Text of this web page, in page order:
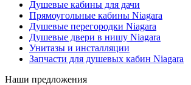
Душевые кабины для дачи
Прямоугольные кабины Niagara
Душевые перегородки Niagara
Душевые двери в нишу Niagara
Унитазы и инсталляции
Запчасти для душевых кабин Niagara
Наши предложения